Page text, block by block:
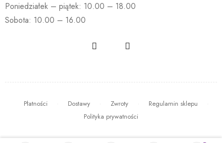
Poniedziałek – piątek: 10.00 – 18.00
Sobota: 10.00 – 16.00
Płatności Dostawy Zwroty
Regulamin sklepu
Polityka prywatności